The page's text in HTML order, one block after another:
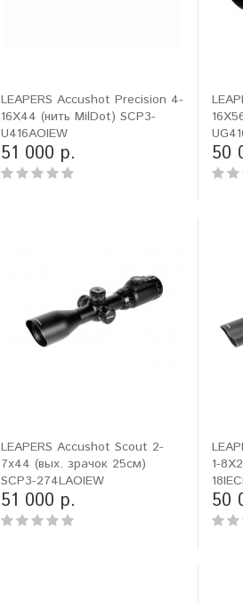
LEAPERS Accushot Precision 4-
16X44 (нить MilDot) SCP3-
U416AOIEW
51 000 р. 50
LEAPERS Accushot Scout 2-
7x44 (вых. зрачок 25см)
SCP3-274LAOIEW
51 000 р.
1-
50